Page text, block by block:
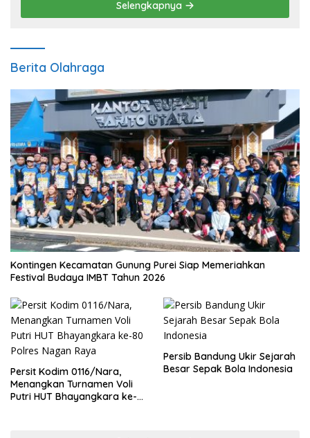
Selengkapnya
Berita Olahraga
Kontingen Kecamatan Gunung Purei Siap Memeriahkan
Festival Budaya IMBT Tahun 2026
Persit Kodim 0116/Nara,
Menangkan Turnamen Voli
Putri HUT Bhayangkara ke-
Persib Bandung Ukir Sejarah
Besar Sepak Bola Indonesia